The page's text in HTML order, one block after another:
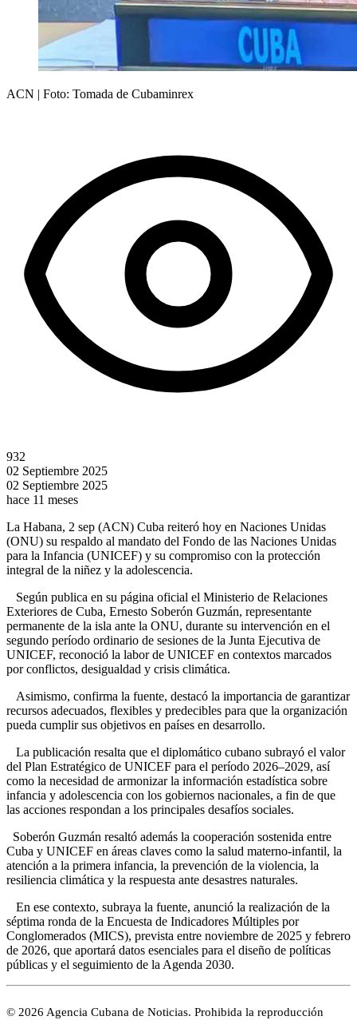
ACN | Foto: Tomada de Cubaminrex
932
02 Septiembre 2025
02 Septiembre 2025
hace 11 meses
La Habana, 2 sep (ACN) Cuba reiteró hoy en Naciones Unidas
(ONU) su respaldo al mandato del Fondo de las Naciones Unidas
para la Infancia (UNICEF) y su compromiso con la protección
integral de la niñez y la adolescencia.
Según publica en su página oficial el Ministerio de Relaciones
Exteriores de Cuba, Ernesto Soberón Guzmán, representante
permanente de la isla ante la ONU, durante su intervención en el
segundo período ordinario de sesiones de la Junta Ejecutiva de
UNICEF, reconoció la labor de UNICEF en contextos marcados
por conflictos, desigualdad y crisis climática.
Asimismo, confirma la fuente, destacó la importancia de garantizar
recursos adecuados, flexibles y predecibles para que la organización
pueda cumplir sus objetivos en países en desarrollo.
La publicación resalta que el diplomático cubano subrayó el valor
del Plan Estratégico de UNICEF para el período 2026–2029, así
como la necesidad de armonizar la información estadística sobre
infancia y adolescencia con los gobiernos nacionales, a fin de que
las acciones respondan a los principales desafíos sociales.
Soberón Guzmán resaltó además la cooperación sostenida entre
Cuba y UNICEF en áreas claves como la salud materno-infantil, la
atención a la primera infancia, la prevención de la violencia, la
resiliencia climática y la respuesta ante desastres naturales.
En ese contexto, subraya la fuente, anunció la realización de la
séptima ronda de la Encuesta de Indicadores Múltiples por
Conglomerados (MICS), prevista entre noviembre de 2025 y febrero
de 2026, que aportará datos esenciales para el diseño de políticas
públicas y el seguimiento de la Agenda 2030.
© 2026 Agencia Cubana de Noticias. Prohibida la reproducción